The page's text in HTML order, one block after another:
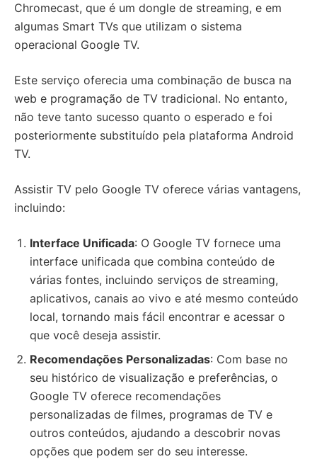
Chromecast, que é um dongle de streaming, e em
algumas Smart TVs que utilizam o sistema
operacional Google TV.
Este serviço oferecia uma combinação de busca na
web e programação de TV tradicional. No entanto,
não teve tanto sucesso quanto o esperado e foi
posteriormente substituído pela plataforma Android
TV.
Assistir TV pelo Google TV oferece várias vantagens,
incluindo:
Interface Unificada: O Google TV fornece uma
interface unificada que combina conteúdo de
várias fontes, incluindo serviços de streaming,
aplicativos, canais ao vivo e até mesmo conteúdo
local, tornando mais fácil encontrar e acessar o
que você deseja assistir.
Recomendações Personalizadas: Com base no
seu histórico de visualização e preferências, o
Google TV oferece recomendações
personalizadas de filmes, programas de TV e
outros conteúdos, ajudando a descobrir novas
opções que podem ser do seu interesse.